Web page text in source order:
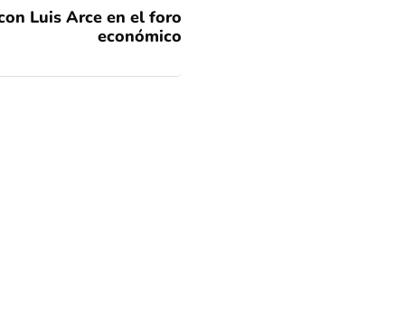
Luis Arce en el foro
económico